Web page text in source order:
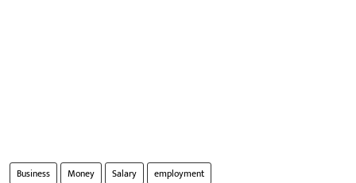
Business Money Salary
employment